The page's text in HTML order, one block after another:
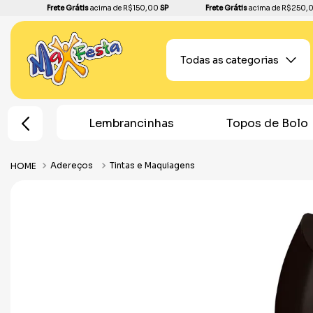
Frete Grátisacima de R$150,00 SP Frete Grátisacima de
Todas as categorias
Festa Lembrancinhas Topos de Bolo
Adereços Tintas e Maquiagens